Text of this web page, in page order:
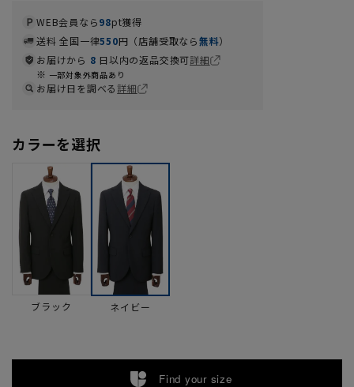
WEB会員なら98pt獲得
送料 全国一律550円（店舗受取なら無料）
お届けから 8 日以内の返品交換可詳細
一部対象外商品あり
お届け日を調べる詳細
カラーを選択
ブラック ネイビー
Find your size